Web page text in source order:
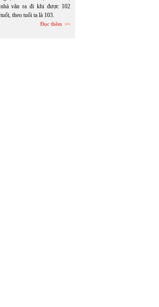
nhà văn ra đi khi được 102
tuổi, theo tuổi ta là 103.
Đọc thêm